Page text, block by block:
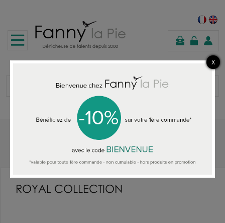
panier
ROYAL COLLECTION
ROYAL COLLECTION